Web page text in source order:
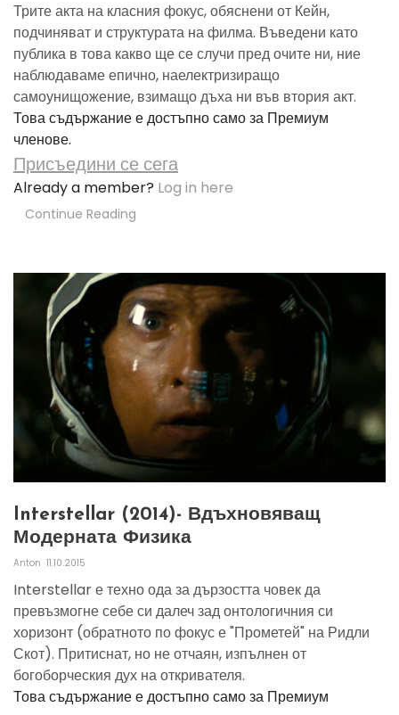
Трите акта на класния фокус, обяснени от Кейн,
подчиняват и структурата на филма. Въведени като
публика в това какво ще се случи пред очите ни, ние
наблюдаваме епично, наелектризиращо
самоунищожение, взимащо дъха ни във втория акт.
Това съдържание е достъпно само за Премиум
членове.
Присъедини се сега
Already a member? Log in here
Continue Reading
Interstellar (2014)- Вдъхновяващ
Модерната Физика
Anton 11.10.2015
Interstellar е техно ода за дързостта човек да
превъзмогне себе си далеч зад онтологичния си
хоризонт (обратното по фокус е "Прометей" на Ридли
Скот). Притиснат, но не отчаян, изпълнен от
богоборческия дух на откривателя.
Това съдържание е достъпно само за Премиум